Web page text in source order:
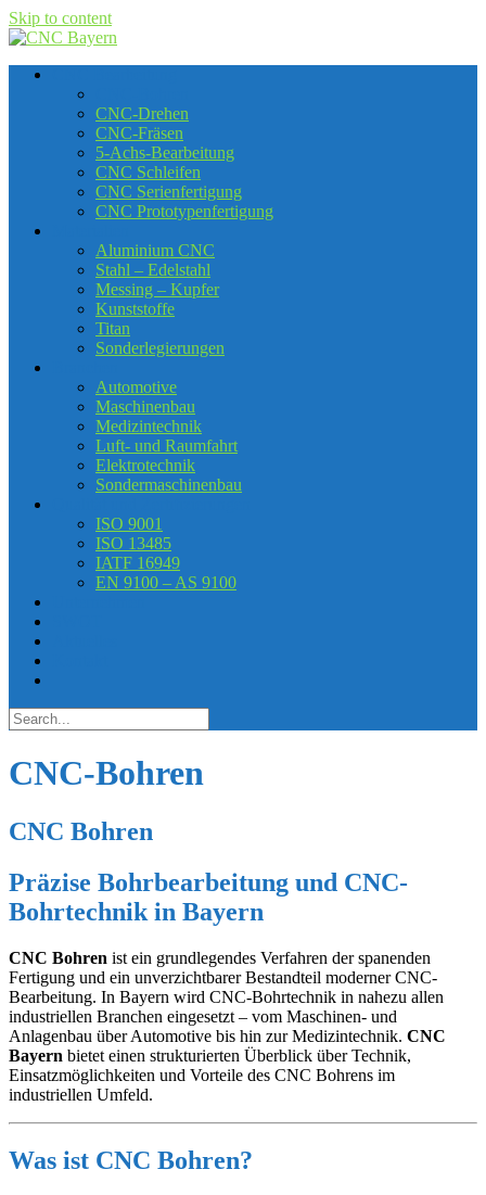
Skip to content
CNC-Drehen
CNC-Fräsen
5-Achs-Bearbeitung
CNC Schleifen
CNC Serienfertigung
CNC Prototypenfertigung
Aluminium CNC
Stahl – Edelstahl
Messing – Kupfer
Kunststoffe
Titan
Sonderlegierungen
Automotive
Maschinenbau
Medizintechnik
Luft- und Raumfahrt
Elektrotechnik
Sondermaschinenbau
ISO 9001
ISO 13485
IATF 16949
EN 9100 – AS 9100
CNC-Bohren
CNC Bohren
Präzise Bohrbearbeitung und CNC-
Bohrtechnik in Bayern
CNC Bohren ist ein grundlegendes Verfahren der spanenden
Fertigung und ein unverzichtbarer Bestandteil moderner CNC-
Bearbeitung. In Bayern wird CNC-Bohrtechnik in nahezu allen
industriellen Branchen eingesetzt – vom Maschinen- und
Anlagenbau über Automotive bis hin zur Medizintechnik. CNC
Bayern bietet einen strukturierten Überblick über Technik,
Einsatzmöglichkeiten und Vorteile des CNC Bohrens im
industriellen Umfeld.
Was ist CNC Bohren?